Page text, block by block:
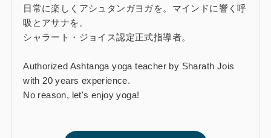
日常に楽しくアシュタンガヨガを。マインドに響く呼
吸とアサナを。
シャラート・ジョイス認定正式指導者。
Authorized Ashtanga yoga teacher by Sharath Jois
with 20 years experience.
No reason, let's enjoy yoga!